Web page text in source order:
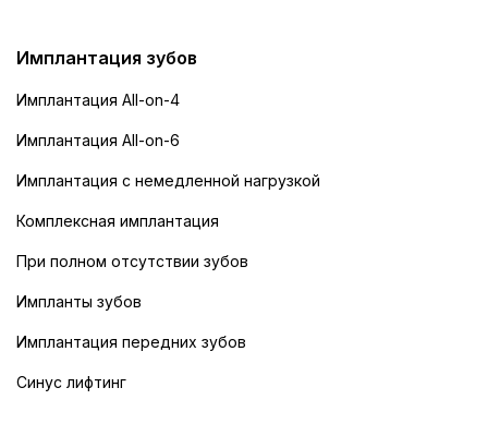
Имплантация зубов
Имплантация All-on-4
Имплантация All-on-6
Имплантация с немедленной нагрузкой
Комплексная имплантация
При полном отсутствии зубов
Импланты зубов
Имплантация передних зубов
Синус лифтинг